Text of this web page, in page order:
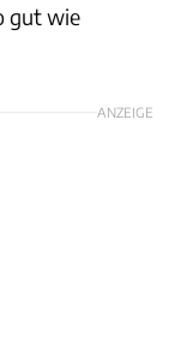
gut wie
ANZEIGE